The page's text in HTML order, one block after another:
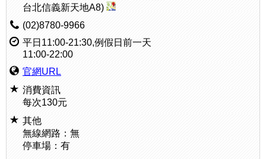
台北信義新天地A8)
(02)8780-9966
平日11:00-21:30,例假日前一天
11:00-22:00
官網URL
消費資訊
每次130元
其他
無線網路：無
停車場：有